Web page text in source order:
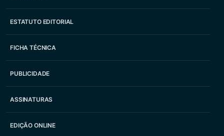
ESTATUTO EDITORIAL
FICHA TÉCNICA
PUBLICIDADE
ASSINATURAS
EDIÇÃO ONLINE